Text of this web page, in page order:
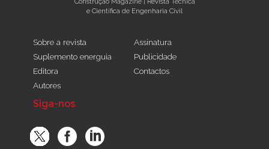
e Científica de Engenharia Civil
Sobre a revista
Suplemento energuia
Editora
Autores
Assinatura
Publicidade
Contactos
Siga-nos